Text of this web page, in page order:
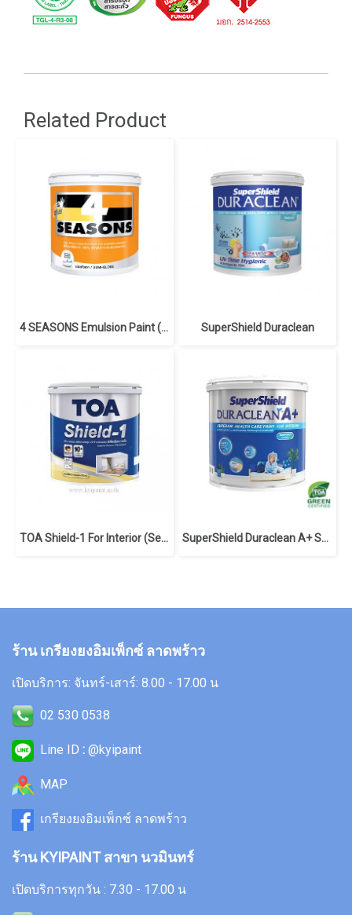
Related Product
4 SEASONS Emulsion Paint (Semi Gloss) SuperShield Duraclean
TOA Shield-1 For Interior (Semi-Gloss) SuperShield Duraclean A+ Semi-Gloss
ร้าน เกรียงยงอิมเพ็กซ์ ลาดพร้าว
เปิดบริการ: จันทร์-เสาร์: 8.00 - 17.00 น
02 530 0538
Line ID : @kyipaint
MAP
เกรียงยงอิมเพ็กซ์ ลาดพร้าว
ร้าน KYIPAINT สาขา นวมินทร์
เปิดบริการทุกวัน : 7.30 - 17.00 น